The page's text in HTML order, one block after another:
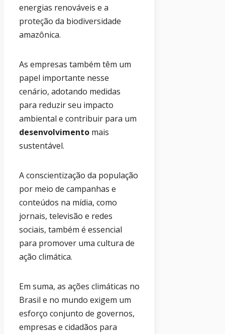
energias renováveis e a
proteção da biodiversidade
amazônica.
As empresas também têm um
papel importante nesse
cenário, adotando medidas
para reduzir seu impacto
ambiental e contribuir para um
desenvolvimento mais
sustentável.
A conscientização da população
por meio de campanhas e
conteúdos na mídia, como
jornais, televisão e redes
sociais, também é essencial
para promover uma cultura de
ação climática.
Em suma, as ações climáticas no
Brasil e no mundo exigem um
esforço conjunto de governos,
empresas e cidadãos para